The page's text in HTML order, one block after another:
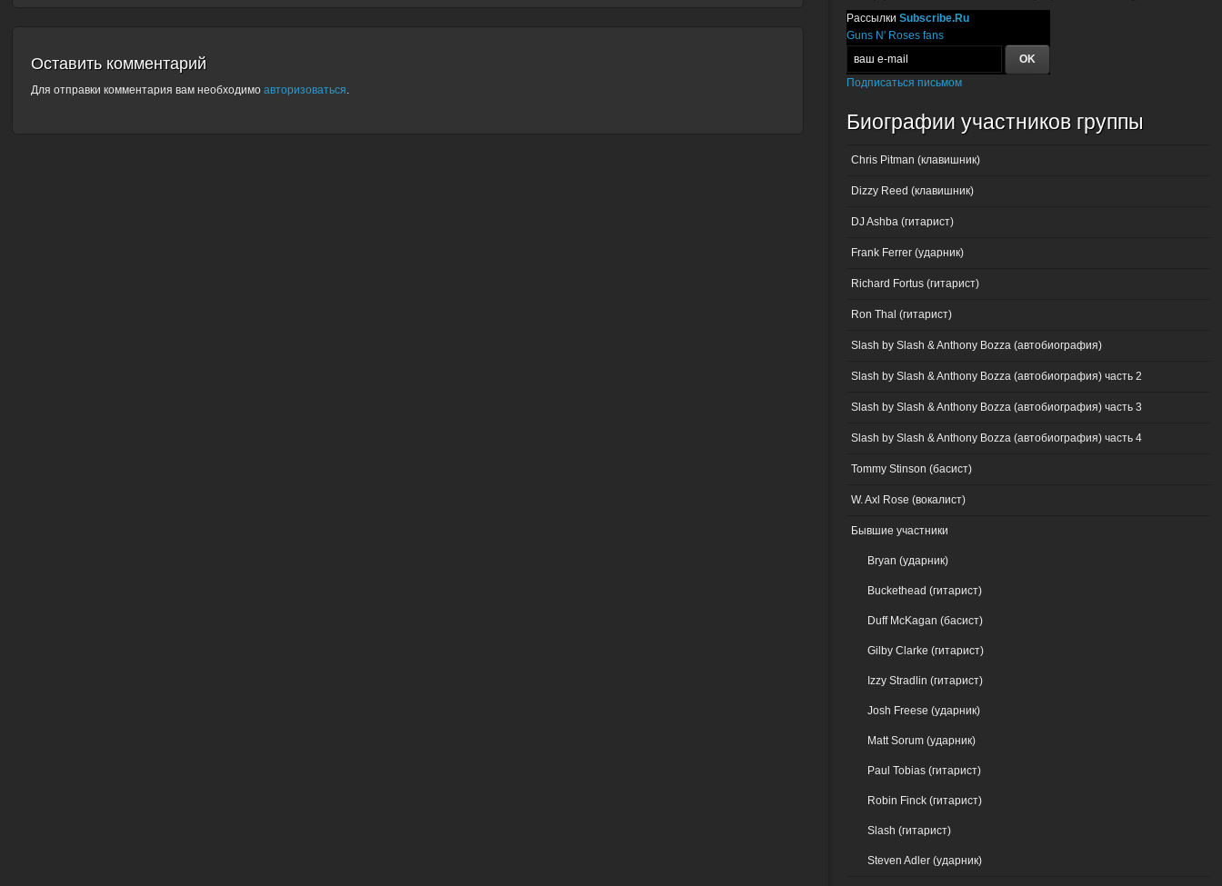
Оставить комментарий
Для отправки комментария вам необходимоавторизоваться
Рассылки Subscribe.Ru
Guns N' Roses fans
Подписаться письмом
Биографии участников группы
Chris Pitman (клавишник)
Dizzy Reed (клавишник)
DJ Ashba (гитарист)
Frank Ferrer (ударник)
Richard Fortus (гитарист)
Ron Thal (гитарист)
Slash by Slash & Anthony Bozza (автобиография)
Slash by Slash & Anthony Bozza (автобиография) часть 2
Slash by Slash & Anthony Bozza (автобиография) часть 3
Slash by Slash & Anthony Bozza (автобиография) часть 4
Tommy Stinson (басист)
W. Axl Rose (вокалист)
Бывшие участники
Bryan (ударник)
Buckethead (гитарист)
Duff McKagan (басист)
Gilby Clarke (гитарист)
Izzy Stradlin (гитарист)
Josh Freese (ударник)
Matt Sorum (ударник)
Paul Tobias (гитарист)
Robin Finck (гитарист)
Slash (гитарист)
Steven Adler (ударник)